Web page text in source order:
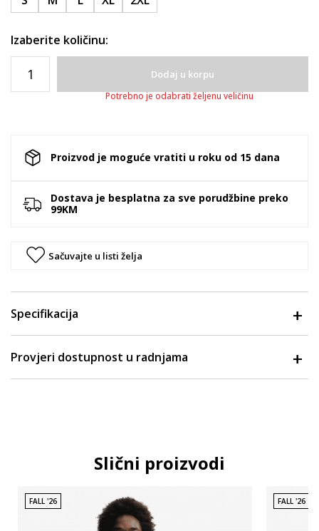
Izaberite količinu:
Dodaj u korpu
Potrebno je odabrati željenu veličinu
Proizvod je moguće vratiti u roku od 15 dana
Dostava je besplatna za sve porudžbine preko
99KM
Sačuvajte u listi želja
Specifikacija
Provjeri dostupnost u radnjama
Slični proizvodi
FALL '26 FALL '26